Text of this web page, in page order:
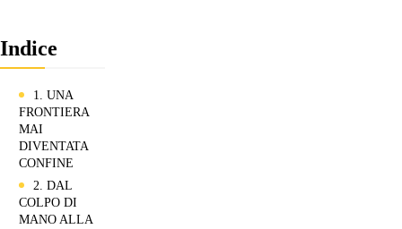
Indice
1. UNA
FRONTIERA
MAI
DIVENTATA
CONFINE
2. DAL
COLPO DI
MANO ALLA